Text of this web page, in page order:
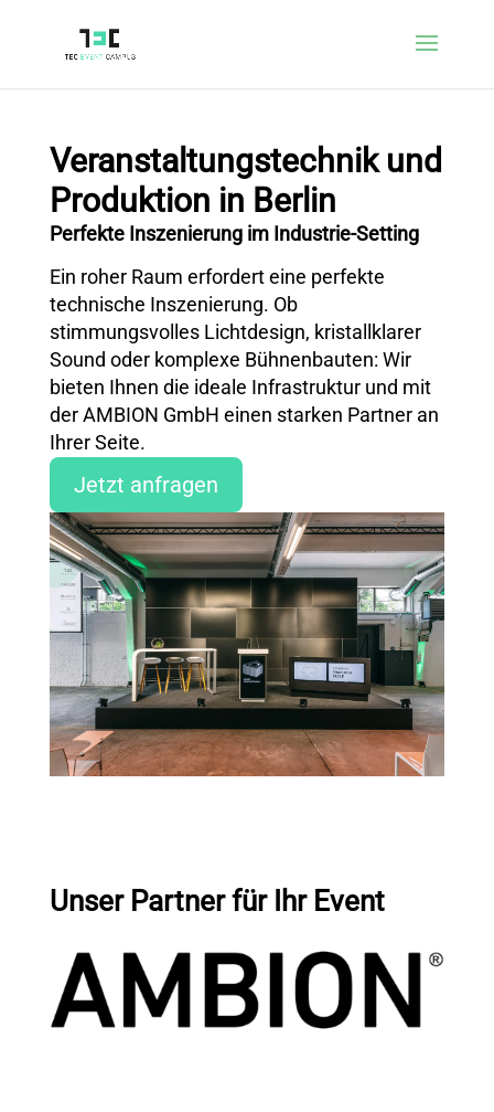
Veranstaltungstechnik und
Produktion in Berlin
Perfekte Inszenierung im Industrie-Setting
Ein roher Raum erfordert eine perfekte
technische Inszenierung. Ob
stimmungsvolles Lichtdesign, kristallklarer
Sound oder komplexe Bühnenbauten: Wir
bieten Ihnen die ideale Infrastruktur und mit
der AMBION GmbH einen starken Partner an
Ihrer Seite.
Jetzt anfragen
Unser Partner für Ihr Event